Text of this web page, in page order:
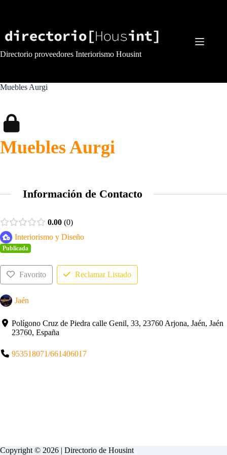
Directorio proveedores Interiorismo Housint
Muebles Aurgi
Muebles Aurgi
Información de Contacto
0.00 0
Interiorismo y Diseño
Publicada
Favorito Reclamar Listado
Jaén
Polígono Cruz de Piedra calle Genil, 33, 23760 Arjona, Jaén, Jaén
23760, España
953518071/661406017
Copyright © 2026 | Directorio de Housint